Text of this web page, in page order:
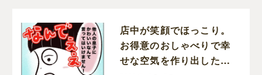
店中が笑顔でほっこり。
お得意のおしゃべりで幸
せな空気を作り出した息